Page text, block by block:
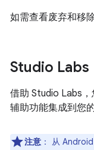
如需查看废弃和移
Studio Labs
借助 Studio Labs
辅助功能集成到您
注意 ：
从